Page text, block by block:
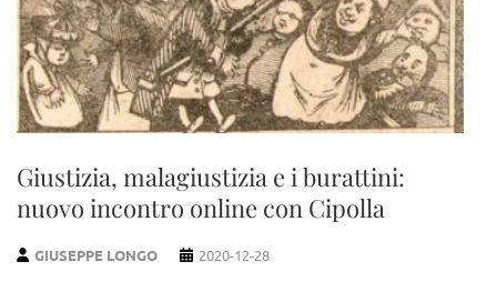
Giustizia, malagiustizia e i burattini:
nuovo incontro online con Cipolla
GIUSEPPE LONGO 2020-12-28